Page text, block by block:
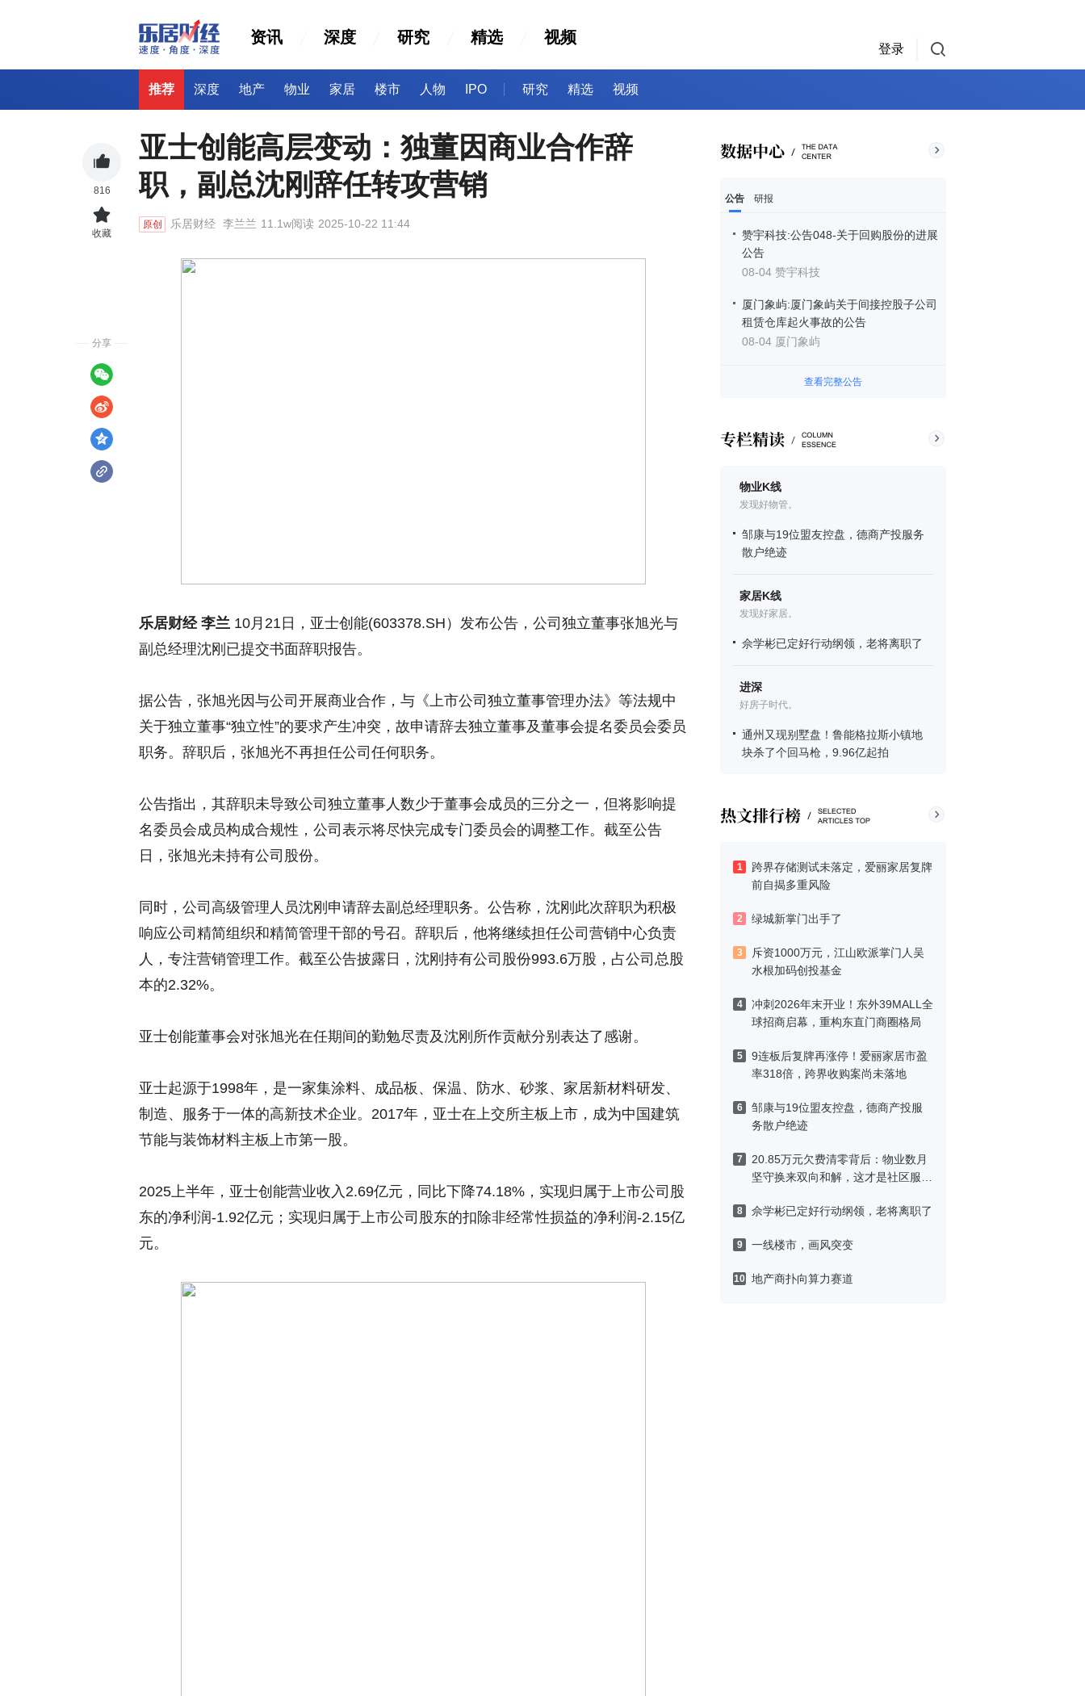
资讯 深度 研究 精选 视频
登录
推荐 深度 地产 物业 家居 楼市 人物 IPO 研究 精选 视频
公告 研报
赞宇科技:公告048-关于回购股份的进展
公告
08-04 赞宇科技
厦门象屿:厦门象屿关于间接控股子公司
租赁仓库起火事故的公告
08-04 厦门象屿
查看完整公告
物业K线
发现好物管。
邹康与19位盟友控盘，德商产投服务
散户绝迹
家居K线
发现好家居。
佘学彬已定好行动纲领，老将离职了
进深
好房子时代。
通州又现别墅盘！鲁能格拉斯小镇地
块杀了个回马枪，9.96亿起拍
1
跨界存储测试未落定，爱丽家居复牌
前自揭多重风险
2 绿城新掌门出手了
3
斥资1000万元，江山欧派掌门人吴
水根加码创投基金
4
冲刺2026年末开业！东外39MALL全
球招商启幕，重构东直门商圈格局
5
9连板后复牌再涨停！爱丽家居市盈
率318倍，跨界收购案尚未落地
6
邹康与19位盟友控盘，德商产投服
务散户绝迹
7
20.85万元欠费清零背后：物业数月
坚守换来双向和解，这才是社区服务
8 佘学彬已定好行动纲领，老将离职了
9 一线楼市，画风突变
10 地产商扑向算力赛道
亚士创能高层变动：独董因商业合作辞
职，副总沈刚辞任转攻营销
原创 乐居财经 李兰兰 11.1w阅读 2025-10-22 11:44
乐居财经 李兰 10月21日，亚士创能(603378.SH）发布公告，公司独立董事张旭光与
副总经理沈刚已提交书面辞职报告。
据公告，张旭光因与公司开展商业合作，与《上市公司独立董事管理办法》等法规中
关于独立董事“独立性”的要求产生冲突，故申请辞去独立董事及董事会提名委员会委员
职务。辞职后，张旭光不再担任公司任何职务。
公告指出，其辞职未导致公司独立董事人数少于董事会成员的三分之一，但将影响提
名委员会成员构成合规性，公司表示将尽快完成专门委员会的调整工作。截至公告
日，张旭光未持有公司股份。
同时，公司高级管理人员沈刚申请辞去副总经理职务。公告称，沈刚此次辞职为积极
响应公司精简组织和精简管理干部的号召。辞职后，他将继续担任公司营销中心负责
人，专注营销管理工作。截至公告披露日，沈刚持有公司股份993.6万股，占公司总股
本的2.32%。
亚士创能董事会对张旭光在任期间的勤勉尽责及沈刚所作贡献分别表达了感谢。
亚士起源于1998年，是一家集涂料、成品板、保温、防水、砂浆、家居新材料研发、
制造、服务于一体的高新技术企业。2017年，亚士在上交所主板上市，成为中国建筑
节能与装饰材料主板上市第一股。
2025上半年，亚士创能营业收入2.69亿元，同比下降74.18%，实现归属于上市公司股
东的净利润-1.92亿元；实现归属于上市公司股东的扣除非经常性损益的净利润-2.15亿
元。
816
收藏
分享